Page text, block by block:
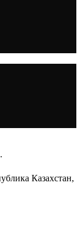
Казахстан,